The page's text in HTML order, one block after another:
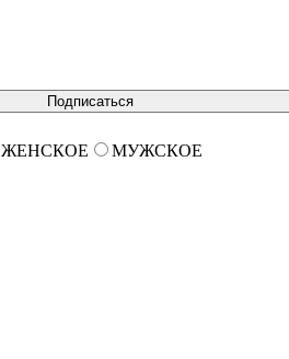
Подписаться
ЖЕНСКОЕ МУЖСКОЕ